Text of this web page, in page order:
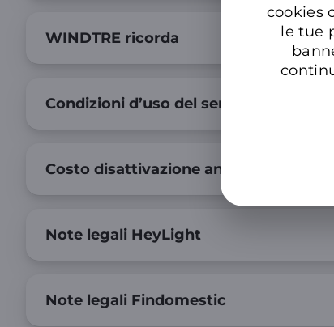
cookies
le tue
WINDTRE ricorda
Condizioni d’uso del servizio e
Costo disattivazione anticipata del
Note legali HeyLight
Note legali Findomestic